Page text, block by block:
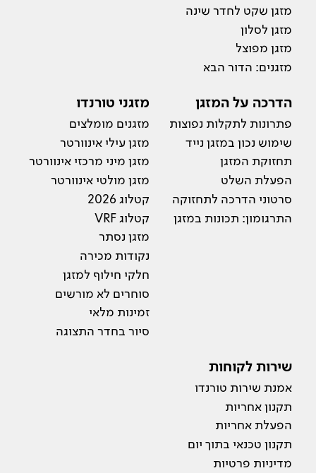
מזגן שקט לחדר שינה
מזגן לסלון
מזגן מפוצל
מזגנים: הדור הבא
הדרכה על המזגן
פתרונות לתקלות נפוצות
שימוש נכון במזגן נייד
תחזוקת המזגן
הפעלת השלט
סרטוני הדרכה לתחזוקה
התרגומון: תכונות במזגן
מזגני טורנדו
מזגנים מומלצים
מזגן עילי אינוורטר
מזגן מיני מרכזי אינוורטר
מזגן מולטי אינוורטר
קטלוג 2026
קטלוג VRF
מזגן נסתר
נקודות מכירה
חלקי חילוף למזגן
סוחרים לא מורשים
זמינות מלאי
סיור בחדר התצוגה
שירות לקוחות
אמנת שירות טורנדו
תקנון אחריות
הפעלת אחריות
תקנון טכנאי בתוך יום
מדיניות פרטיות